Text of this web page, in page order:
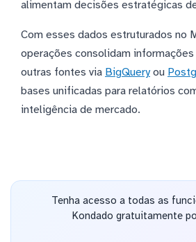
alimentam decisões estratégicas
Com esses dados estruturados no
operações consolidam
outras fontes via BigQueryou
bases unificadas para relatórios
inteligência de mercado.
Tenha acesso a todas as
Kondado gratuitamente